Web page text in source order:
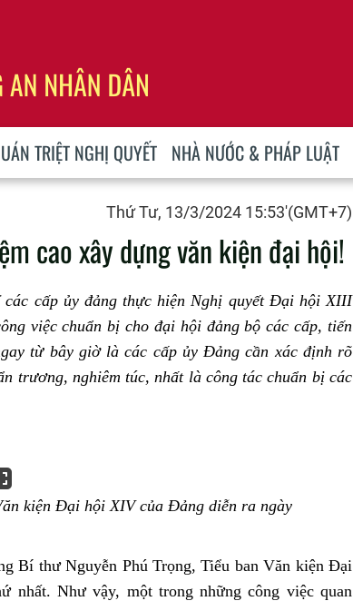
TRIỆT NGHỊ QUYẾT NHÀ NƯỚC & PHÁP LUẬT
Thứ Tư, 13/3/2024 15:53'(GMT+7)
cao xây dựng văn kiện đại hội!
cấp ủy đảng thực hiện Nghị quyết Đại hội XIII
việc chuẩn bị cho đại hội đảng bộ các cấp, tiến
từ bây giờ là các cấp ủy Đảng cần xác định rõ
trương, nghiêm túc, nhất là công tác chuẩn bị các
kiện Đại hội XIV của Đảng diễn ra ngày
Bí thư Nguyễn Phú Trọng, Tiểu ban Văn kiện Đại
nhất. Như vậy, một trong những công việc quan